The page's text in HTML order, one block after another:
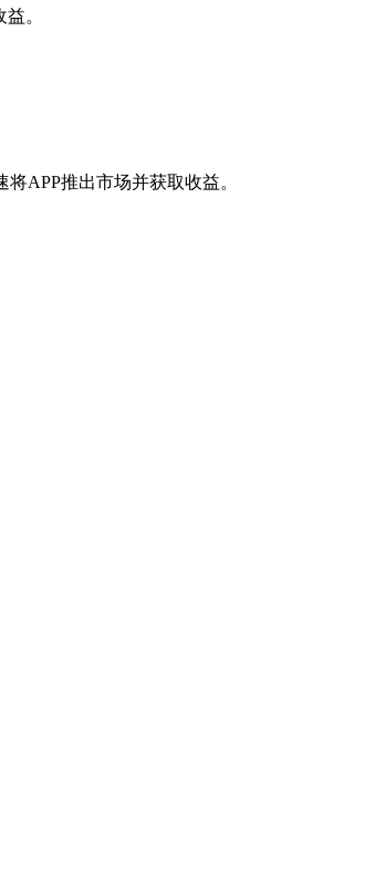
益。
APP推出市场并获取收益。